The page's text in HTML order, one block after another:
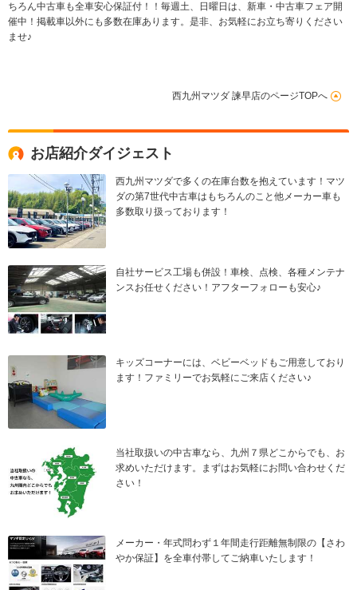
ちろん中古車も全車安心保証付！！毎週土、日曜日は、新車・中古車フェア開
催中！掲載車以外にも多数在庫あります。是非、お気軽にお立ち寄りください
ませ♪
西九州マツダ 諫早店のページTOPへ
お店紹介ダイジェスト
西九州マツダで多くの在庫台数を抱えています！マツ
ダの第7世代中古車はもちろんのこと他メーカー車も
多数取り扱っております！
自社サービス工場も併設！車検、点検、各種メンテナ
ンスお任せください！アフターフォローも安心♪
キッズコーナーには、ベビーベッドもご用意しており
ます！ファミリーでお気軽にご来店ください♪
当社取扱いの中古車なら、九州７県どこからでも、お
求めいただけます。まずはお気軽にお問い合わせくだ
さい！
メーカー・年式問わず１年間走行距離無制限の【さわ
やか保証】を全車付帯してご納車いたします！